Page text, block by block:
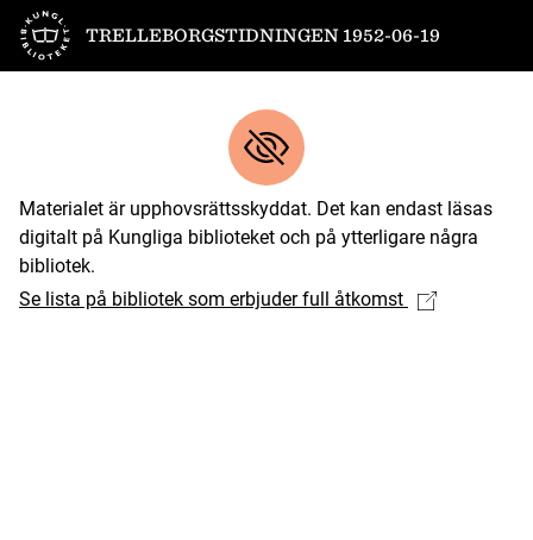
Till startsidan
TRELLEBORGSTIDNINGEN 1952-06-19
Materialet är upphovsrättsskyddat. Det kan endast läsas
digitalt på Kungliga biblioteket och på ytterligare några
bibliotek.
Se lista på bibliotek som erbjuder full åtkomst